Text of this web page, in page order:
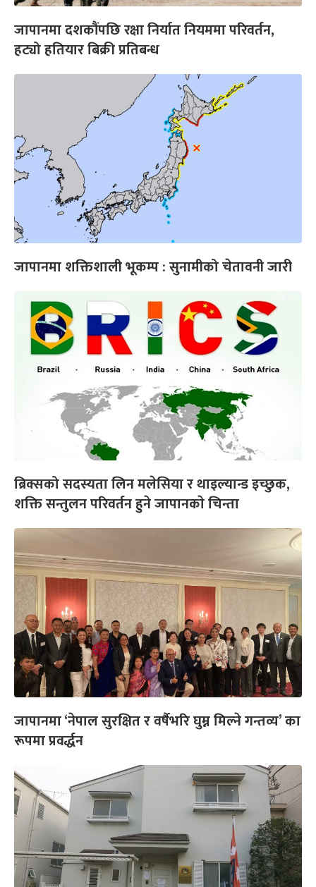
जापानमा दशकौंपछि रक्षा निर्यात नियममा परिवर्तन,
हट्यो हतियार बिक्री प्रतिबन्ध
जापानमा शक्तिशाली भूकम्प : सुनामीको चेतावनी जारी
ब्रिक्सको सदस्यता लिन मलेसिया र थाइल्यान्ड इच्छुक,
शक्ति सन्तुलन परिवर्तन हुने जापानकाे चिन्ता
जापानमा ‘नेपाल सुरक्षित र वर्षैभरि घुम्न मिल्ने गन्तव्य’ का
रूपमा प्रवर्द्धन